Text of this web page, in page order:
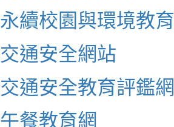
永續校園與環境教育
交通安全網站
交通安全教育評鑑網
午餐教育網